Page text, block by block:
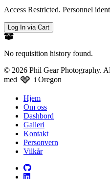
Access Restricted. Personnel
Log In via Cart
No requisition history found.
© 2026 Phil Gear Photography.
med 🩶 i Oregon
Hjem
Om oss
Dashbord
Galleri
Kontakt
Personvern
Vilkår